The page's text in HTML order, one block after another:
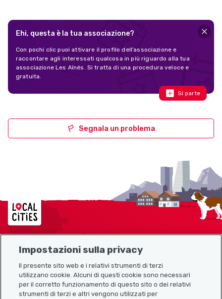
Ehi, questa è la tua associazione?
Con pochi clic puoi attivare il profilo dell’associazione e
raccontare agli interessati qualcosa in più riguardo alla tua
associazione Les Aînés. Si tratta di una procedura veloce e
gratuita.
Si parte
Segnala un problema
Localcities
Link utili
Impostazioni sulla privacy
Il presente sito web e i relativi strumenti di terzi
utilizzano cookie. Alcuni di questi cookie sono necessari
per il corretto funzionamento di questo sito o dei relativi
strumenti di terzi e altri vengono utilizzati per